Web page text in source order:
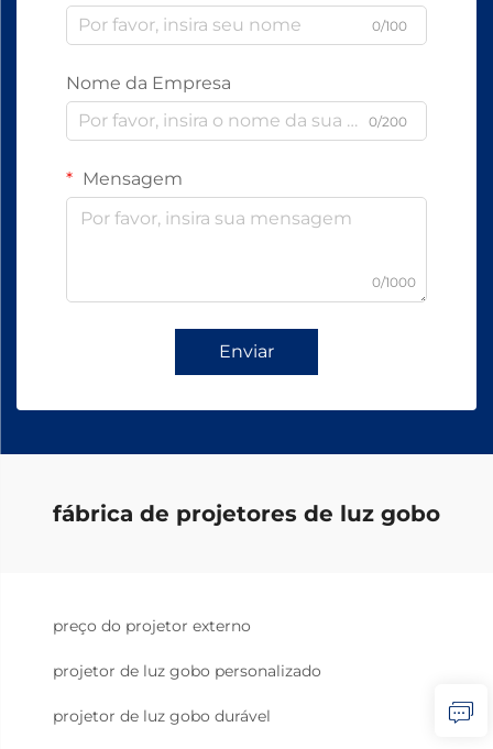
0/100
Nome da Empresa
0/200
Mensagem
0/1000
Enviar
fábrica de projetores de luz gobo
preço do projetor externo
projetor de luz gobo personalizado
projetor de luz gobo durável